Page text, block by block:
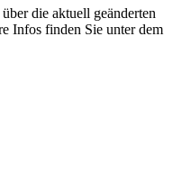
die aktuell geänderten
Infos finden Sie unter dem